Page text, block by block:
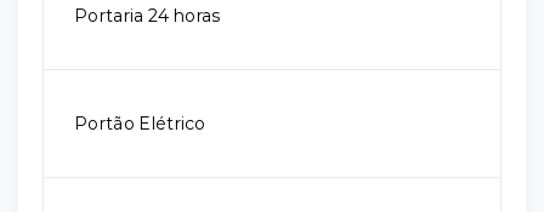
Portaria 24 horas
Portão Elétrico